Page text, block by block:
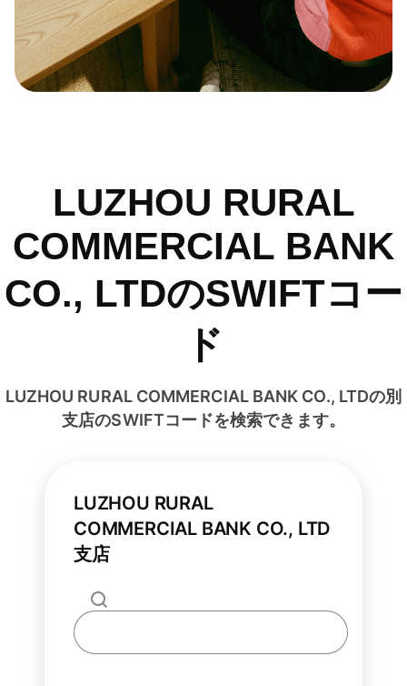
LUZHOU RURAL
COMMERCIAL BANK
CO., LTDのSWIFTコー
ド
LUZHOU RURAL COMMERCIAL BANK CO., LTDの別
支店のSWIFTコードを検索できます。
LUZHOU RURAL
COMMERCIAL BANK CO., LTD
支店